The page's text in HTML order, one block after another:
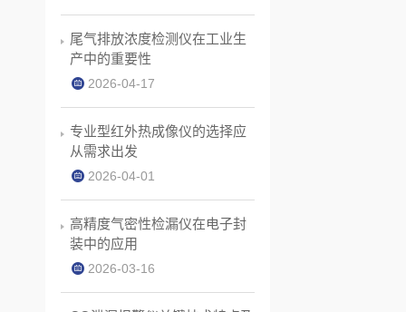
尾气排放浓度检测仪在工业生
产中的重要性
2026-04-17
专业型红外热成像仪的选择应
从需求出发
2026-04-01
高精度气密性检漏仪在电子封
装中的应用
2026-03-16